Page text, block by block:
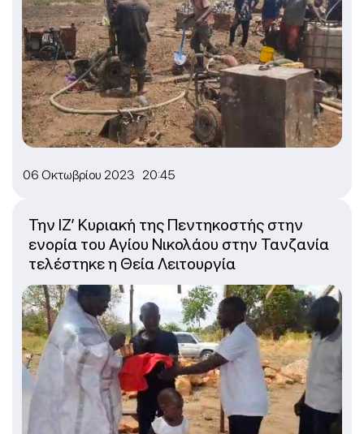
06 Οκτωβρίου 2023 20:45
Την ΙΖ’ Κυριακή της Πεντηκοστής στην
ενορία του Αγίου Νικολάου στην Τανζανία
τελέστηκε η Θεία Λειτουργία